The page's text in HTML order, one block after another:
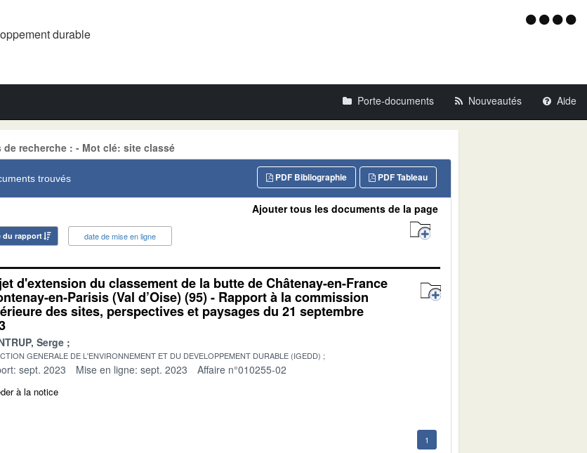
durable Menu
Porte-documents Nouveautés Aide
de recherche : - Mot clé: site classé
trouvés PDF Tableau
PDF Bibliographie
du rapport date de mise en ligne
Ajouter tous les documents de la page
d'extension du classement de la butte de Châtenay-en-France
en-Parisis (Val d’Oise) (95) - Rapport à la commission
des sites, perspectives et paysages du 21 septembre
Serge
GENERALE DE L'ENVIRONNEMENT ET DU DEVELOPPEMENT DURABLE (IGEDD)
sept. 2023 Mise en ligne: sept. 2023 Affaire n°010255-02
à la notice
1